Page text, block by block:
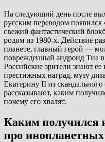
На следующий день после
русским переводом
свежий фантастический
родом из 1980-х. Действие
планете, главный герой —
поврежденный андроид Тиа
Российские зрители знают
престижных наград, музу
Екатерину II из
рассказывают, каким
почему его хвалят.
Каким получился
про инопланетных